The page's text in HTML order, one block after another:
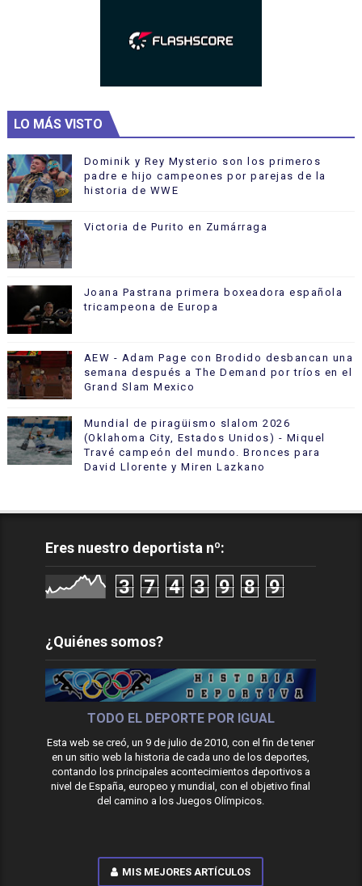
LO MÁS VISTO
Dominik y Rey Mysterio son los primeros
padre e hijo campeones por parejas de la
historia de WWE
Victoria de Purito en Zumárraga
Joana Pastrana primera boxeadora española
tricampeona de Europa
AEW - Adam Page con Brodido desbancan una
semana después a The Demand por tríos en el
Grand Slam Mexico
Mundial de piragüismo slalom 2026
(Oklahoma City, Estados Unidos) - Miquel
Travé campeón del mundo. Bronces para
David Llorente y Miren Lazkano
Eres nuestro deportista nº:
3 7 4 3 9 8 9
¿Quiénes somos?
TODO EL DEPORTE POR IGUAL
Esta web se creó, un 9 de julio de 2010, con el fin de tener
en un sitio web la historia de cada uno de los deportes,
contando los principales acontecimientos deportivos a
nivel de España, europeo y mundial, con el objetivo final
del camino a los Juegos Olímpicos.
MIS MEJORES ARTÍCULOS